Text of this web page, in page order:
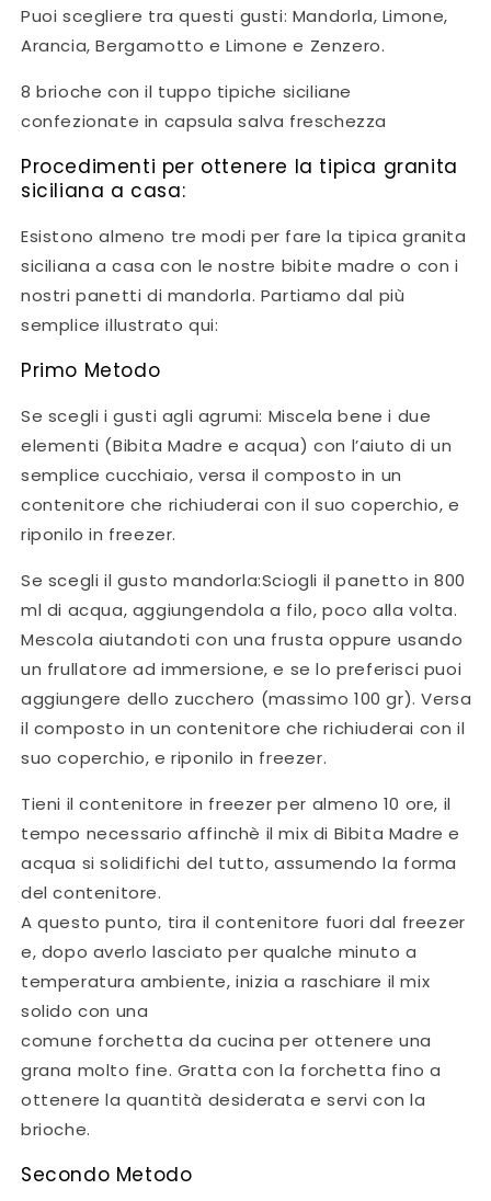
Puoi scegliere tra questi gusti: Mandorla, Limone,
Arancia, Bergamotto e Limone e Zenzero.
8 brioche con il tuppo tipiche siciliane
confezionate in capsula salva freschezza
Procedimenti per ottenere la tipica granita
siciliana a casa:
Esistono almeno tre modi per fare la tipica granita
siciliana a casa con le nostre bibite madre o con i
nostri panetti di mandorla. Partiamo dal più
semplice illustrato qui:
Primo Metodo
Se scegli i gusti agli agrumi: Miscela bene i due
elementi (Bibita Madre e acqua) con l’aiuto di un
semplice cucchiaio, versa il composto in un
contenitore che richiuderai con il suo coperchio, e
riponilo in freezer.
Se scegli il gusto mandorla:Sciogli il panetto in 800
ml di acqua, aggiungendola a filo, poco alla volta.
Mescola aiutandoti con una frusta oppure usando
un frullatore ad immersione, e se lo preferisci puoi
aggiungere dello zucchero (massimo 100 gr). Versa
il composto in un contenitore che richiuderai con il
suo coperchio, e riponilo in freezer.
Tieni il contenitore in freezer per almeno 10 ore, il
tempo necessario affinchè il mix di Bibita Madre e
acqua si solidifichi del tutto, assumendo la forma
del contenitore.
A questo punto, tira il contenitore fuori dal freezer
e, dopo averlo lasciato per qualche minuto a
temperatura ambiente, inizia a raschiare il mix
solido con una
comune forchetta da cucina per ottenere una
grana molto fine. Gratta con la forchetta fino a
ottenere la quantità desiderata e servi con la
brioche.
Secondo Metodo